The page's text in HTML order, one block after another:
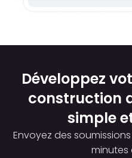
Développez
construction
simple
Envoyez des
minutes